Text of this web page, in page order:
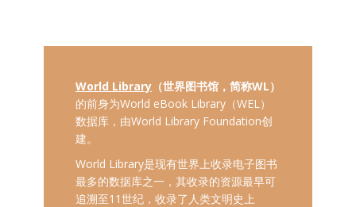
World Library （世界图书馆，简称WL）
的前身为World eBook Library（WEL）
数据库，由World Library Foundation创
建。
World Library是现有世界上收录电子图书
最多的数据库之一，其收录的资源最早可
追溯至11世纪，收录了人类文明史上